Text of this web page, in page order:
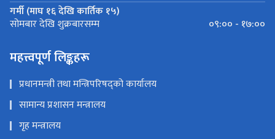
गर्मी (माघ १६ देखि कार्तिक १५)
सोमबार देखि शुक्रबारसम्म ०९:०० - १७:००
महत्त्वपूर्ण लिङ्कहरू
प्रधानमन्त्री तथा मन्त्रिपरिषद्को कार्यालय
सामान्य प्रशासन मन्त्रालय
गृह मन्त्रालय